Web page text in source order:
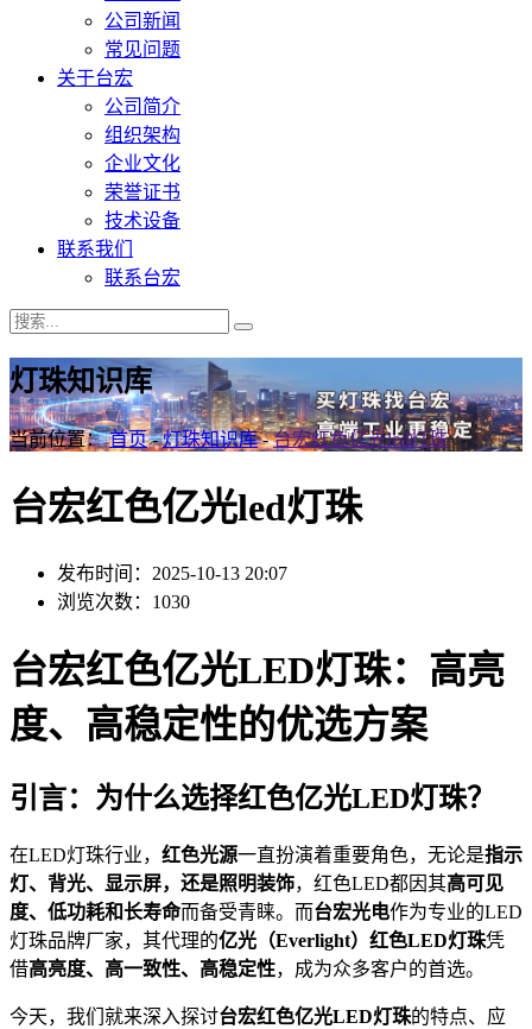
公司新闻
常见问题
关于台宏
公司简介
组织架构
企业文化
荣誉证书
技术设备
联系我们
联系台宏
灯珠知识库
当前位置：首页-灯珠知识库-台宏红色亿光led灯珠
台宏红色亿光led灯珠
发布时间：2025-10-13 20:07
浏览次数：1030
台宏红色亿光LED灯珠：高亮
度、高稳定性的优选方案
引言：为什么选择红色亿光LED灯珠？
在LED灯珠行业， 红色光源一直扮演着重要角色，无论是指示
灯、背光、显示屏，还是照明装饰，红色LED都因其高可见
度、低功耗和长寿命而备受青睐。而台宏光电作为专业的LED
灯珠品牌厂家，其代理的亿光（Everlight）红色LED灯珠凭
借高亮度、高一致性、高稳定性，成为众多客户的首选。
今天，我们就来深入探讨台宏红色亿光LED灯珠的特点、应